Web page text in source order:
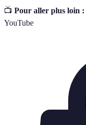
📺 Pour aller plus loin :
YouTube